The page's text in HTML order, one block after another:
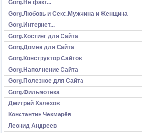
Gorg.Не факт...
Gorg.Любовь и Секс.Мужчина и Женщина
Gorg.Интернет...
Gorg.Хостинг для Сайта
Gorg.Домен для Сайта
Gorg.Конструктор Сайтов
Gorg.Наполнение Сайта
Gorg.Полезное для Сайта
Gorg.Фильмотека
Дмитрий Халезов
Константин Чекмарёв
Леонид Андреев